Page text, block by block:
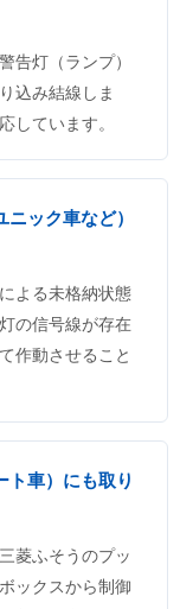
告灯（ランプ）
込み結線しま
しています。
ック車など）
よる未格納状態
の信号線が存在
作動させること
車）にも取り
菱ふそうのプッ
ックスから制御